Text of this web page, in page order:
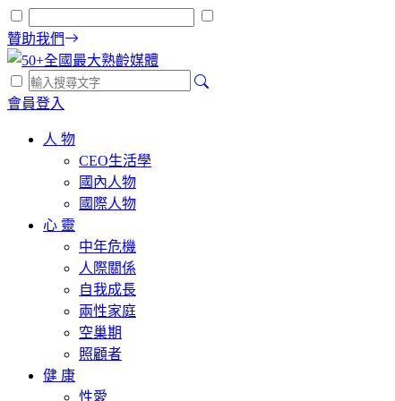
贊助我們
會員登入
人 物
CEO生活學
國內人物
國際人物
心 靈
中年危機
人際關係
自我成長
兩性家庭
空巢期
照顧者
健 康
性愛